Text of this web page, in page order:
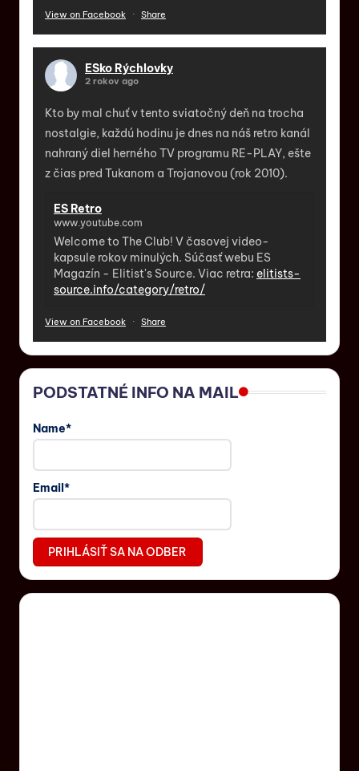
View on Facebook · Share
ESko Rýchlovky
2 rokov ago
Kto by mal chuť v tento sviatočný deň na trocha
nostalgie, každú hodinu je dnes na náš retro kanál
nahraný diel herného TV programu RE-PLAY, ešte
z čias pred Tukanom a Trojanovou (rok 2010).
ES Retro
www.youtube.com
Welcome to The Club! V časovej video-
kapsule rokov minulých. Súčasť webu ES
Magazín - Elitist's Source. Viac retra: elitists-
source.info/category/retro/
View on Facebook · Share
PODSTATNÉ INFO NA MAIL
Name*
Email*